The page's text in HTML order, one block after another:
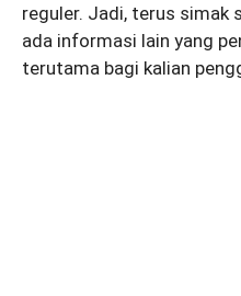
reguler. Jadi, terus simak
ada informasi lain yang
terutama bagi kalian